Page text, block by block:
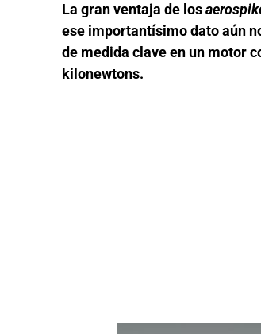
La gran ventaja de los
ese importantísimo dato aún
de medida clave en un motor
kilonewtons.